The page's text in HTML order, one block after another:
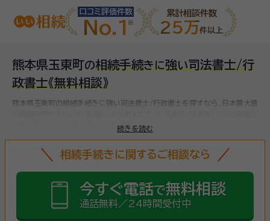
口コミ評価件数
No.1
累計相談件数
25万件以上
熊本県玉東町の相続手続き に強い司法書士/行
政書士《無料相談》
続きを読む
熊本県玉東町の相続手続きに強い司法書士/行政書士を探すなら、日本最大級
相続手続きに強い司法書士/行政書士をお探しいただけます。
の確認、遺言書の確認、遺産分割協議、相続財産の名義変更、相続税の申告・納
税（相続財産が基礎控除額を超えていた場合）など多岐に渡るため、相続手続
相続手続きに関するご相談なら
今すぐ電話で無料相談
通話無料／24時間受付中